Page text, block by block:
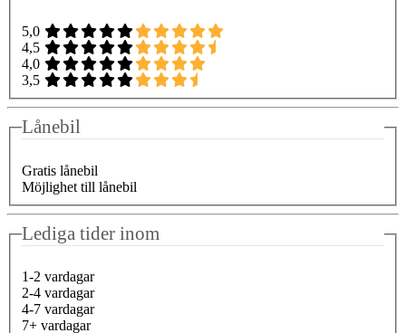
5,0
4,5
4,0
3,5
Lånebil
Gratis lånebil
Möjlighet till lånebil
Lediga tider inom
1-2 vardagar
2-4 vardagar
4-7 vardagar
7+ vardagar